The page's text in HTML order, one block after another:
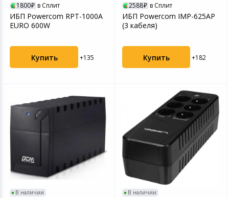
1800 в Сплит
ИБП Powercom RPT-1000A
EURO 600W
Купить +135
2588 в Сплит
ИБП Powercom IMP-625AP
(3 кабеля)
Купить +182
В наличии
В наличии